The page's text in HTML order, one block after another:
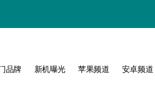
品牌 新机曝光 苹果频道 安卓频道